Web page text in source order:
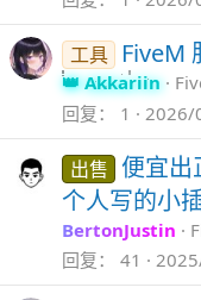
工具 FiveM
Akkariin
回复
1 2026/
出售 便宜出
个人写的小
BertonJustin
回复
41